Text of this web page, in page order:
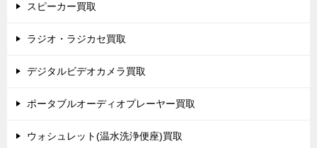
スピーカー買取
ラジオ・ラジカセ買取
デジタルビデオカメラ買取
ポータブルオーディオプレーヤー買取
ウォシュレット(温水洗浄便座)買取